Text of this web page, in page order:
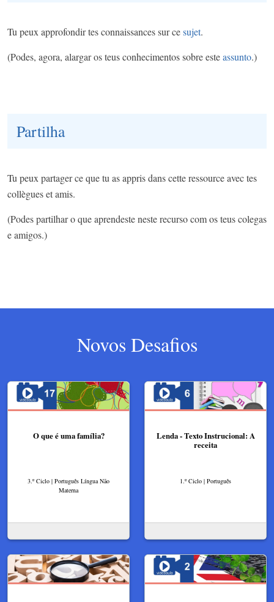
Tu peux approfondir tes connaissances sur cesujet.
(Podes, agora, alargar os teus conhecimentos sobre esteassunto.)
Partilha
Tu peux partager ce que tu as appris dans cette ressource avec tes
collègues et amis.
(Podes partilhar o que aprendeste neste recurso com os teus colegas
e amigos.)
Novos Desafios
O que é uma família?
3.º Ciclo | Português Língua Não
Materna
Lenda - Texto Instrucional: A
receita
1.º Ciclo | Português